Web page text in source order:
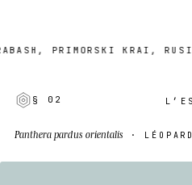
PRIMORSKI KRAI, RUSIA
§ 02
Panthera pardus orientalis ·